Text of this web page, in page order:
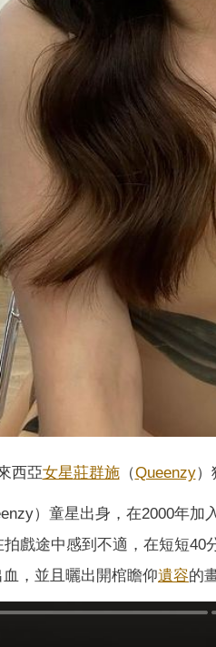
西亞女星莊群施（Queenzy）
）童星出身，在2000年
戲途中感到不適，在短短40
，並且曬出開棺瞻仰遺容的